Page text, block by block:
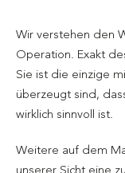
Wir verstehen den
Operation. Exakt
Sie ist die einzige
überzeugt sind,
wirklich sinnvoll ist.
Weitere auf dem
unserer Sicht eine